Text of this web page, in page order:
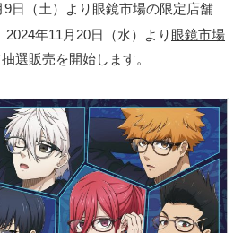
日（土）より眼鏡市場の限定店舗
年11月20日（水）より 眼鏡市場
選販売を開始します。